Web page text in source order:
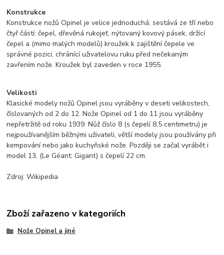
Konstrukce
Konstrukce nožů Opinel je velice jednoduchá; sestává ze tří nebo
čtyř částí: čepel, dřevěná rukojeť, nýtovaný kovový pásek, držící
čepel a (mimo malých modelů) kroužek k zajištění čepele ve
správné pozici, chránící uživatelovu ruku před nečekaným
zavřením nože. Kroužek byl zaveden v roce 1955.
Velikosti
Klasické modely nožů Opinel jsou vyráběny v deseti velikostech,
číslovaných od 2 do 12. Nože Opinel od 1 do 11 jsou vyráběny
nepřetržitě od roku 1939. Nůž číslo 8 (s čepelí 8,5 centimetru) je
nejpoužívanějším běžnými uživateli, větší modely jsou používány při
kempování nebo jako kuchyňské nože. Později se začal vyrábět i
model 13, (Le Géant: Gigant) s čepelí 22 cm.
Zdroj: Wikipedia
Zboží zařazeno v kategoriích
Nože Opinel a jiné